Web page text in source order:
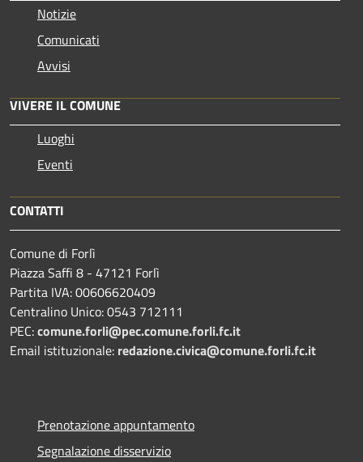
Notizie
Comunicati
Avvisi
VIVERE IL COMUNE
Luoghi
Eventi
CONTATTI
Comune di Forlì
Piazza Saffi 8 - 47121 Forlì
Partita IVA: 00606620409
Centralino Unico: 0543 712111
PEC:comune.forli@pec.comune.forli.fc.it
Email istituzionale: redazione.civica@comune.forli.fc.it
Prenotazione appuntamento
Segnalazione disservizio